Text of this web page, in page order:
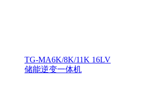
TG-MA6K/8K/11K 16LV
储能逆变一体机